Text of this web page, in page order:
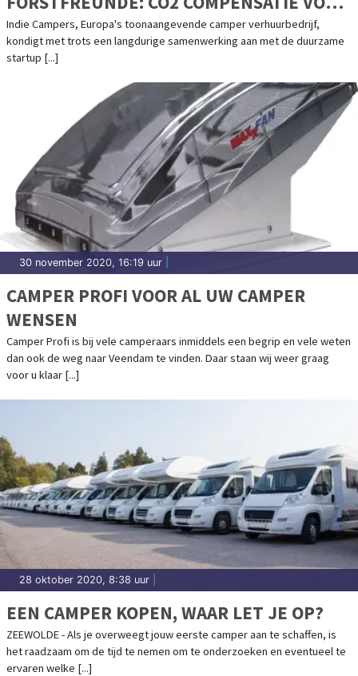
JE ROADTRIP DOOR HET PLANTEN VAN
BOMEN
Indie Campers, Europa's toonaangevende camper verhuurbedrijf,
kondigt met trots een langdurige samenwerking aan met de duurzame
startup [...]
30 november 2020, 16:19 uur
CAMPER PROFI VOOR AL UW CAMPER
WENSEN
Camper Profi is bij vele camperaars inmiddels een begrip en vele weten
dan ook de weg naar Veendam te vinden. Daar staan wij weer graag
voor u klaar [...]
28 oktober 2020, 8:38 uur
EEN CAMPER KOPEN, WAAR LET JE OP?
ZEEWOLDE - Als je overweegt jouw eerste camper aan te schaffen, is
het raadzaam om de tijd te nemen om te onderzoeken en eventueel te
ervaren welke [...]